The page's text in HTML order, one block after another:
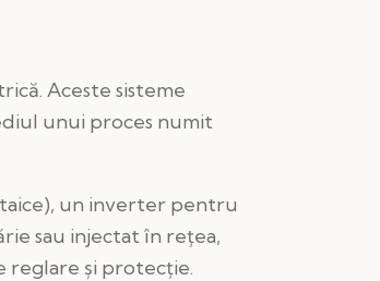
Aceste sisteme
unui proces numit
un inverter pentru
sau injectat în rețea,
reglare și protecție.